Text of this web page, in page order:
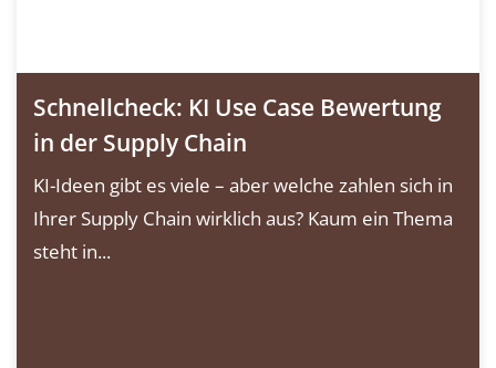
Schnellcheck: KI Use Case Bewertung
in der Supply Chain
KI-Ideen gibt es viele – aber welche zahlen sich in
Ihrer Supply Chain wirklich aus? Kaum ein Thema
steht in...